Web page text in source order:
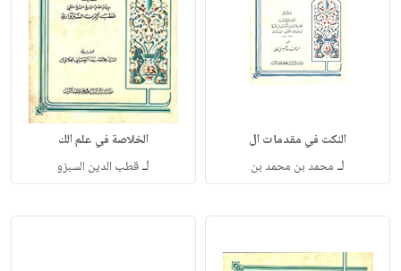
النكت في مقدمات ال
لـ محمد بن محمد بن
الخلاصة في علم الك
لـقطب الدين السبزو